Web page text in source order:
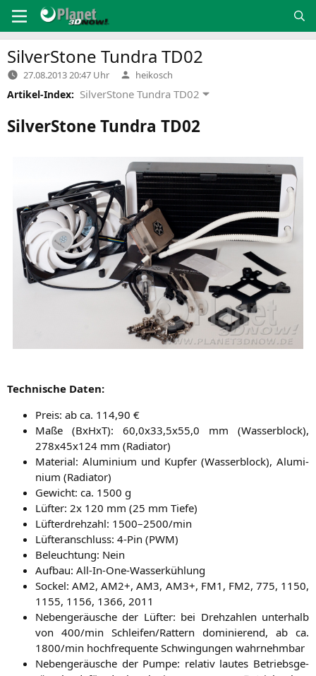
Inhalt
springen
SilverStone Tundra TD02
27.08.2013 20:47 Uhr Verfasst
von
heikosch
Artikel-Index: SilverStone Tundra TD02
SilverStone Tundra TD02
Tech­ni­sche Daten:
Preis: ab ca. 114,90 €
Maße (BxHxT): 60,0x33,5x55,0 mm (Was­ser­block),
278x45x124 mm (Radia­tor)
Mate­ri­al: Alu­mi­ni­um und Kup­fer (Was­ser­block), Alu­mi­
ni­um (Radia­tor)
Gewicht: ca. 1500 g
Lüf­ter: 2x 120 mm (25 mm Tiefe)
Lüf­ter­dreh­zahl: 1500–2500/min
Lüf­ter­an­schluss: 4‑Pin (PWM)
Beleuch­tung: Nein
Auf­bau: All-In-One-Wasserkühlung
Sockel:AM2,AM2+,AM3, AM3+, FM1 , FM2, 775, 1150,
1155, 1156, 1366, 2011
Neben­ge­räu­sche der Lüf­ter: bei Dreh­zah­len unter­halb
von 400/min Schleifen/Rattern domi­nie­rend, ab ca.
1800/min hoch­fre­quen­te Schwin­gun­gen wahrnehmbar
Neben­ge­räu­sche der Pum­pe: rela­tiv lau­tes Betriebs­ge­